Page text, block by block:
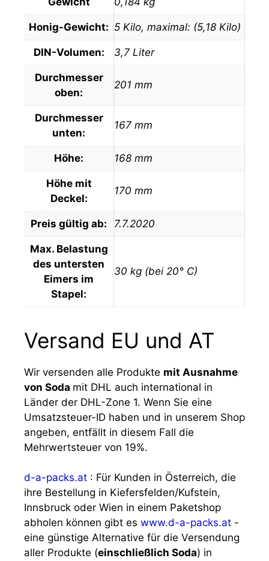
Honig-Gewicht: 5 Kilo, maximal: (5,18 Kilo)
DIN-Volumen: 3,7 Liter
Durchmesser
oben:
201 mm
Durchmesser
unten:
167 mm
Höhe: 168 mm
Höhe mit
Deckel:
170 mm
Preis gültig ab: 7.7.2020
Max. Belastung
des untersten
Eimers im
Stapel:
30 kg (bei 20° C)
Versand EU und AT
Wir versenden alle Produkte mit Ausnahme
von Soda mit DHL auch international in
Länder der DHL-Zone 1. Wenn Sie eine
Umsatzsteuer-ID haben und in unserem Shop
angeben, entfällt in diesem Fall die
Mehrwertsteuer von 19%.
d-a-packs.at : Für Kunden in Österreich, die
ihre Bestellung in Kiefersfelden/Kufstein,
Innsbruck oder Wien in einem Paketshop
abholen können gibt es www.d-a-packs.at -
eine günstige Alternative für die Versendung
aller Produkte (einschließlich Soda) in